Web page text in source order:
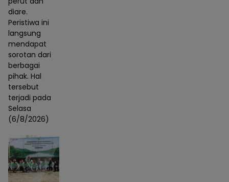
diare.
Peristiwa ini
langsung
mendapat
sorotan dari
berbagai
pihak. Hal
tersebut
terjadi pada
Selasa
(6/8/2026)